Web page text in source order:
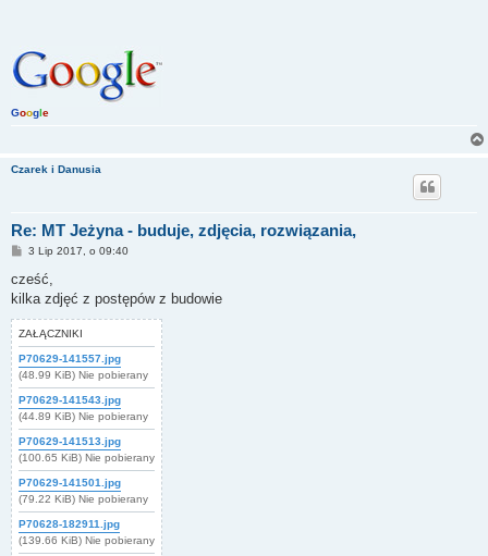
Google
Czarek i Danusia
Re: MT Jeżyna - buduje, zdjęcia, rozwiązania,
P
s
3 Lip 2017, o 09:40
cześć,
kilka zdjęć z postępów z budowie
ZAŁĄCZNIKI
P70629-141557.jpg
(48.99 KiB) Nie pobierany
P70629-141543.jpg
(44.89 KiB) Nie pobierany
P70629-141513.jpg
(100.65 KiB) Nie pobierany
P70629-141501.jpg
(79.22 KiB) Nie pobierany
P70628-182911.jpg
(139.66 KiB) Nie pobierany